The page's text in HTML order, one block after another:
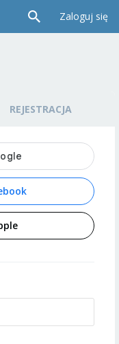
Zaloguj się
REJESTRACJA